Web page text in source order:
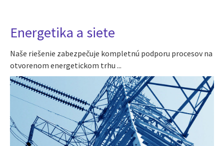
Energetika a siete
Naše riešenie zabezpečuje kompletnú podporu procesov na
otvorenom energetickom trhu ...